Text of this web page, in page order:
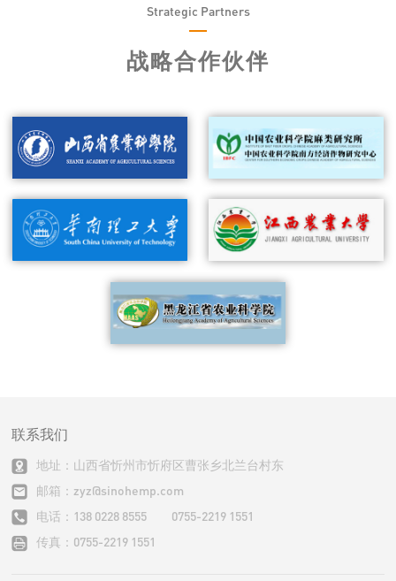
Strategic Partners
战略合作伙伴
联系我们
地址：山西省忻州市忻府区曹张乡北兰台村东
邮箱：zyz@sinohemp.com
电话：138 0228 8555 0755-2219 1551
传真：0755-2219 1551